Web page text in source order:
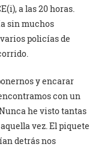
a las 20 horas.
sin muchos
policías de
y encarar
con un
he visto tantas
vez. El piquete
detrás nos